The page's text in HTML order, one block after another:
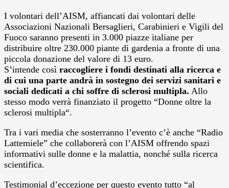
I volontari dell’AISM, affiancati dai volontari delle
Associazioni Nazionali Bersaglieri, Carabinieri e Vigili del
Fuoco saranno presenti in 3.000 piazze italiane per
distribuire oltre 230.000 piante di gardenia a fronte di una
piccola donazione del valore di 13 euro.
S’intende così raccogliere i fondi destinati alla ricerca e
di cui una parte andrà in sostegno dei servizi sanitari e
sociali dedicati a chi soffre di sclerosi multipla. Allo
stesso modo verrà finanziato il progetto “Donne oltre la
sclerosi multipla“.
Tra i vari media che sosterranno l’evento c’è anche “Radio
Lattemiele” che collaborerà con l’AISM offrendo spazi
informativi sulle donne e la malattia, nonché sulla ricerca
scientifica.
Testimonial d’eccezione per questo evento tutto “al